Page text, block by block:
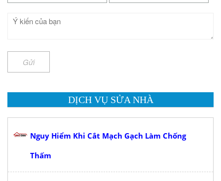
Gửi
DỊCH VỤ SỬA NHÀ
Nguy Hiểm Khi Cắt Mạch Gạch Làm Chống
Thấm